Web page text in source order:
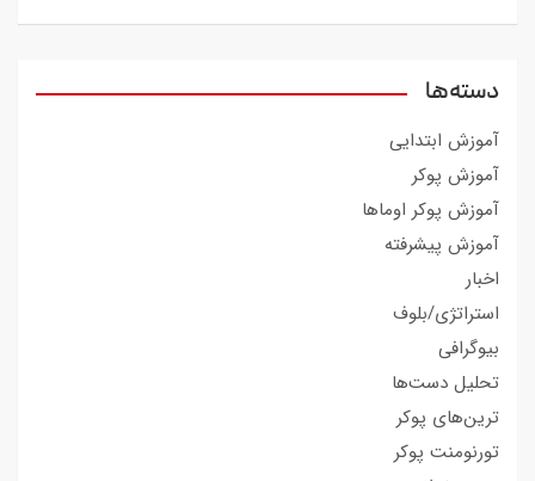
دسته‌ها
آموزش ابتدایی
آموزش پوکر
آموزش پوکر اوماها
آموزش پیشرفته
اخبار
استراتژی/بلوف
بیوگرافی
تحلیل دست‌ها
ترین‌های پوکر
تورنومنت پوکر